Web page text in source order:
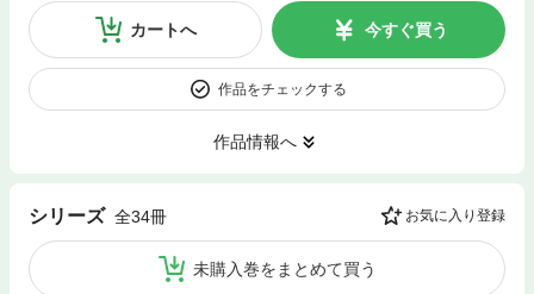
カートへ 今すぐ買う
作品をチェックする
作品情報へ
シリーズ 全34冊 お気に入り登録
未購入巻をまとめて買う